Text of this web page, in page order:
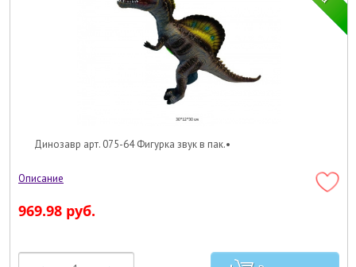
Динозавр арт. 075-64 Фигурка звук в пак.•
969.98 руб.